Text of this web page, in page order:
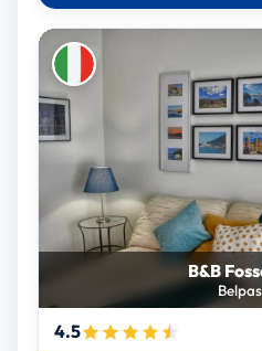
B&B
4.5